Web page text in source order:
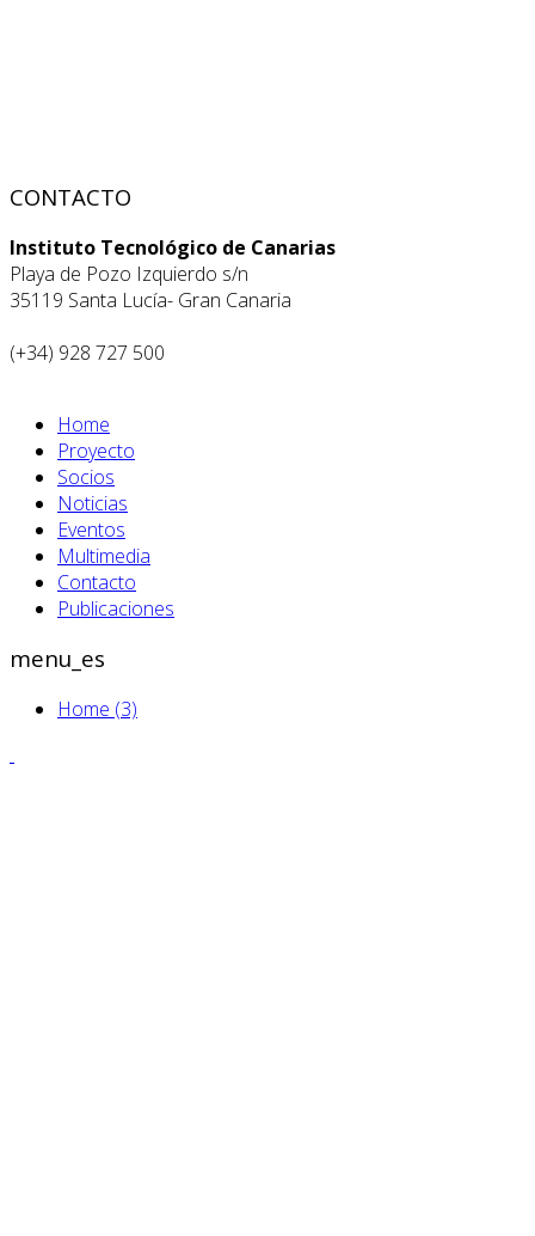
CONTACTO
Instituto Tecnológico de Canarias
Playa de Pozo Izquierdo s/n
35119 Santa Lucía- Gran Canaria
(+34) 928 727 500
Home
Proyecto
Socios
Noticias
Eventos
Multimedia
Contacto
Publicaciones
menu_es
Home (3)